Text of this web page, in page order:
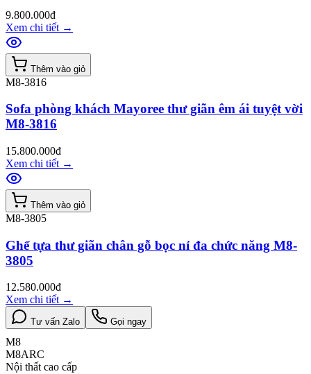
9.800.000đ
Xem chi tiết →
Thêm vào giỏ
M8-3816
Sofa phòng khách Mayoree thư giãn êm ái tuyệt vời
M8-3816
15.800.000đ
Xem chi tiết →
Thêm vào giỏ
M8-3805
Ghế tựa thư giãn chân gỗ bọc nỉ đa chức năng M8-
3805
12.580.000đ
Xem chi tiết →
Tư vấn Zalo Gọi ngay
M8
M8ARC
Nội thất cao cấp